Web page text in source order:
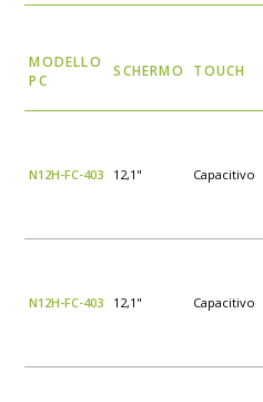
MODELLO
PC
SCHERMO TOUCH
N12H-FC-403 12,1" Capacitivo
N12H-FC-403 12,1" Capacitivo